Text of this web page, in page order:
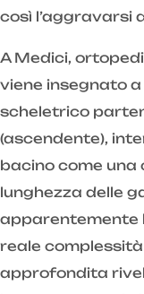
così l’aggravarsi
A Medici,
viene insegnato
scheletrico
(ascendente),
bacino come una
lunghezza delle
apparentemente
reale complessità
approfondita